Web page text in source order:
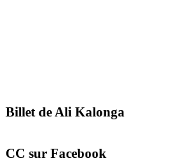
Billet de Ali Kalonga
CC sur Facebook